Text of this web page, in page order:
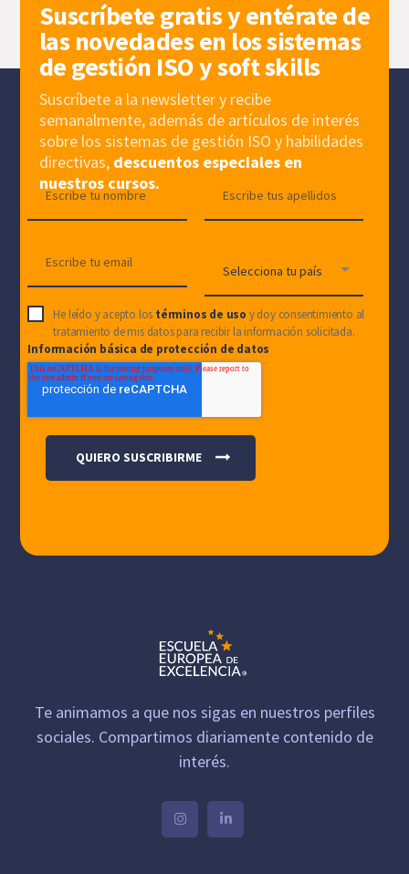
Suscríbete gratis y entérate de
las novedades en los sistemas
de gestión ISO y soft skills
Suscríbete a la newsletter y recibe
semanalmente, además de artículos de interés
sobre los sistemas de gestión ISO y habilidades
directivas, descuentos especiales en
nuestros cursos.
He leído y acepto los términos de uso y doy consentimiento al
tratamiento de mis datos para recibir la información solicitada.
Información básica de protección de datos
Te animamos a que nos sigas en nuestros perfiles
sociales. Compartimos diariamente contenido de
interés.